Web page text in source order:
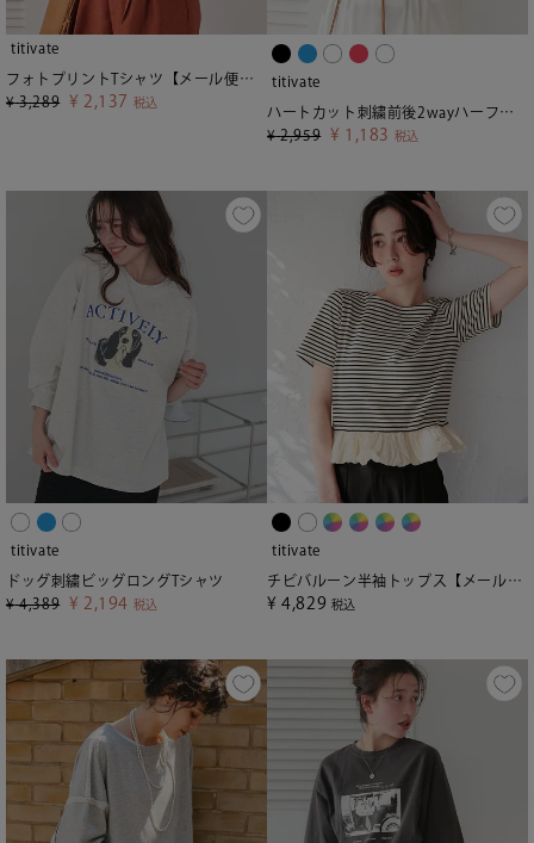
titivate
フォトプリントTシャツ【メール便可／90】
¥ 3,289 ¥ 2,137 税込
titivate
ハートカット刺繍前後2wayハーフスリーブTシャツ【メール便可／100】
¥ 2,959 ¥ 1,183 税込
titivate
ドッグ刺繍ビッグロングTシャツ
¥ 4,389 ¥ 2,194 税込
titivate
チビバルーン半袖トップス【メール便可／100】
¥ 4,829 税込